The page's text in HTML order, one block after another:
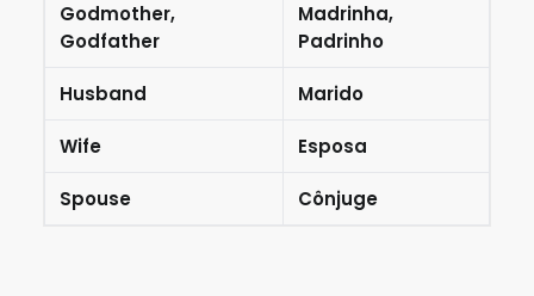
Godmother,
Godfather
Madrinha,
Padrinho
Husband Marido
Wife Esposa
Spouse Cônjuge